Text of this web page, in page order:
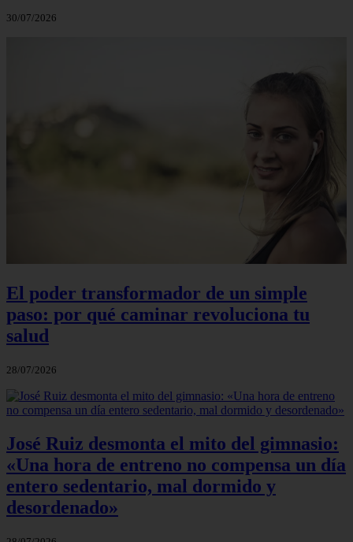
30/07/2026
El poder transformador de un simple
paso: por qué caminar revoluciona tu
salud
28/07/2026
José Ruiz desmonta el mito del gimnasio:
«Una hora de entreno no compensa un día
entero sedentario, mal dormido y
desordenado»